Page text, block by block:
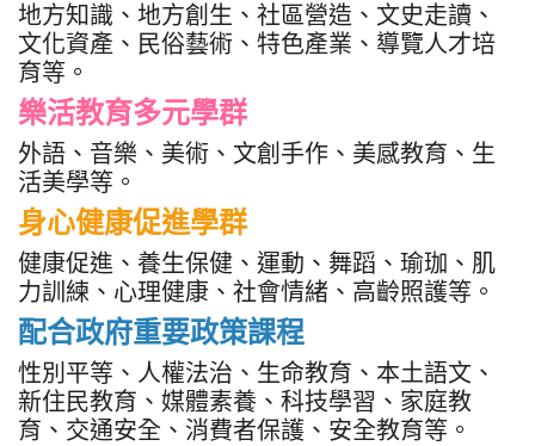
地方知識、地方創生、社區營造、文史走讀、
文化資產、民俗藝術、特色產業、導覽人才培
育等。
樂活教育多元學群
外語、音樂、美術、文創手作、美感教育、生
活美學等。
身心健康促進學群
健康促進、養生保健、運動、舞蹈、瑜珈、肌
力訓練、心理健康、社會情緒、高齡照護等。
配合政府重要政策課程
性別平等、人權法治、生命教育、本土語文、
新住民教育、媒體素養、科技學習、家庭教
育、交通安全、消費者保護、安全教育等。